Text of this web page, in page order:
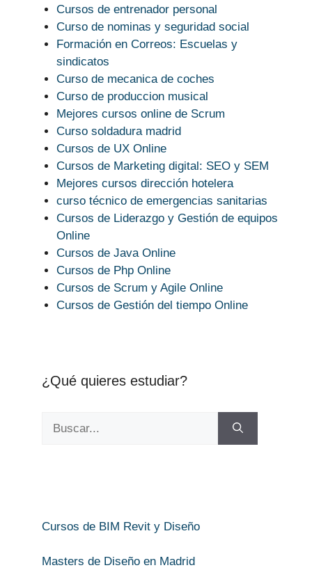
Cursos de entrenador personal
Curso de nominas y seguridad social
Formación en Correos: Escuelas y
sindicatos
Curso de mecanica de coches
Curso de produccion musical
Mejores cursos online de Scrum
Curso soldadura madrid
Cursos de UX Online
Cursos de Marketing digital: SEO y SEM
Mejores cursos dirección hotelera
curso técnico de emergencias sanitarias
Cursos de Liderazgo y Gestión de equipos
Online
Cursos de Java Online
Cursos de Php Online
Cursos de Scrum y Agile Online
Cursos de Gestión del tiempo Online
¿Qué quieres estudiar?
Cursos de BIM Revit y Diseño
Masters de Diseño en Madrid